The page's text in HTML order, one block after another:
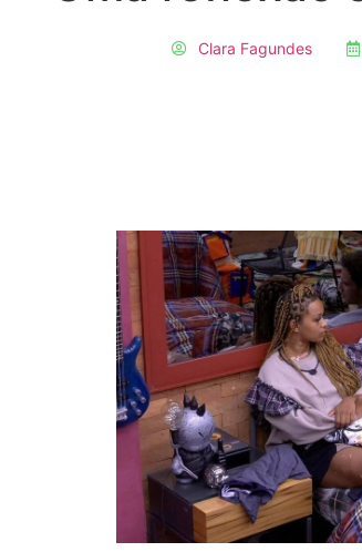
Clara Fagundes